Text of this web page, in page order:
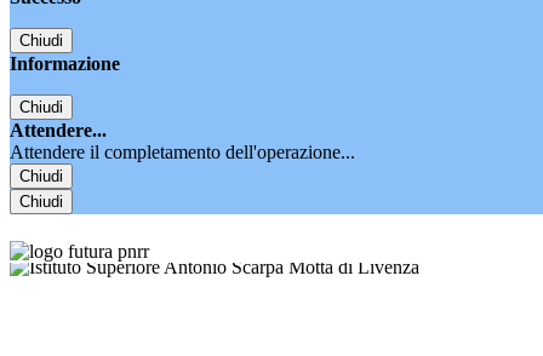
Chiudi
Informazione
Chiudi
Attendere...
Attendere il completamento dell'operazione...
Chiudi
Chiudi